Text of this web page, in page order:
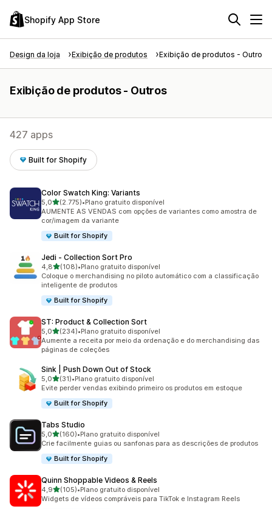
Shopify App Store
Design da loja Exibição de produtos Exibição de produtos - Outros
Exibição de produtos - Outros
427 apps
Built for Shopify
Color Swatch King: Variants
5,0de 5 estrelas
(2.775)
2775 avaliações ao todo
•Plano gratuito disponível
AUMENTE AS VENDAS com opções de variantes como amostra de
cor/imagem da variante
Built for Shopify
Jedi ‑ Collection Sort Pro
4,8de 5 estrelas
(108)
108 avaliações ao todo
•Plano gratuito disponível
Coloque o merchandising no piloto automático com a classificação
inteligente de produtos
Built for Shopify
ST: Product & Collection Sort
5,0de 5 estrelas
(234)
234 avaliações ao todo
•Plano gratuito disponível
Aumente a receita por meio da ordenação e do merchandising das
páginas de coleções
Sink | Push Down Out of Stock
5,0de 5 estrelas
(31)
31 avaliações ao todo
•Plano gratuito disponível
Evite perder vendas exibindo primeiro os produtos em estoque
Built for Shopify
Tabs Studio
5,0de 5 estrelas
(160)
160 avaliações ao todo
•Plano gratuito disponível
Crie facilmente guias ou sanfonas para as descrições de produtos
Built for Shopify
Quinn Shoppable Videos & Reels
4,9de 5 estrelas
(105)
105 avaliações ao todo
•Plano gratuito disponível
Widgets de vídeos compráveis para TikTok e Instagram Reels